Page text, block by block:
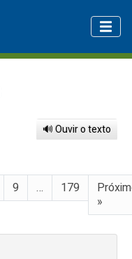
🔊 Ouvir o texto
9 … 179
»